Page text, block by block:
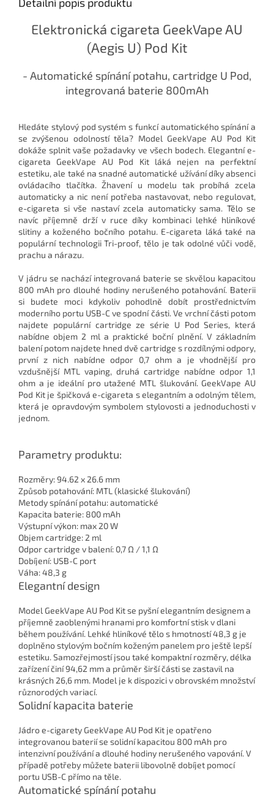
Elektronická cigareta GeekVape AU
(Aegis U) Pod Kit
- Automatické spínání potahu, cartridge U Pod,
integrovaná baterie 800mAh
Hledáte stylový pod systém s funkcí automatického spínání a
se zvýšenou odolností těla? Model GeekVape AU Pod Kit
dokáže splnit vaše požadavky ve všech bodech. Elegantní e-
cigareta GeekVape AU Pod Kit láká nejen na perfektní
estetiku, ale také na snadné automatické užívání díky absenci
ovládacího tlačítka. Žhavení u modelu tak probíhá zcela
automaticky a nic není potřeba nastavovat, nebo regulovat,
e-cigareta si vše nastaví zcela automaticky sama. Tělo se
navíc příjemně drží v ruce díky kombinaci lehké hliníkové
slitiny a koženého bočního potahu. E-cigareta láká také na
populární technologii Tri-proof, tělo je tak odolné vůči vodě,
prachu a nárazu.
V jádru se nachází integrovaná baterie se skvělou kapacitou
800 mAh pro dlouhé hodiny nerušeného potahování. Baterii
si budete moci kdykoliv pohodlně dobít prostřednictvím
moderního portu USB-C ve spodní části. Ve vrchní části potom
najdete populární cartridge ze série U Pod Series, která
nabídne objem 2 ml a praktické boční plnění. V základním
balení potom najdete hned dvě cartridge s rozdílnými odpory,
první z nich nabídne odpor 0,7 ohm a je vhodnější pro
vzdušnější MTL vaping, druhá cartridge nabídne odpor 1,1
ohm a je ideální pro utažené MTL šlukování. GeekVape AU
Pod Kit je špičková e-cigareta s elegantním a odolným tělem,
která je opravdovým symbolem stylovosti a jednoduchosti v
jednom.
Parametry produktu:
Rozměry: 94.62 x 26.6 mm
Způsob potahování: MTL (klasické šlukování)
Metody spínání potahu: automatické
Kapacita baterie: 800 mAh
Výstupní výkon: max 20 W
Objem cartridge: 2 ml
Odpor cartridge v balení: 0,7 Ω / 1,1 Ω
Dobíjení: USB-C port
Váha: 48,3 g
Elegantní design
Model GeekVape AU Pod Kit se pyšní elegantním designem a
příjemně zaoblenými hranami pro komfortní stisk v dlani
během používání. Lehké hliníkové tělo s hmotností 48,3 g je
doplněno stylovým bočním koženým panelem pro ještě lepší
estetiku. Samozřejmostí jsou také kompaktní rozměry, délka
zařízení činí 94,62 mm a průměr širší části se zastavil na
krásných 26,6 mm. Model je k dispozici v obrovském množství
různorodých variací.
Solidní kapacita baterie
Jádro e-cigarety GeekVape AU Pod Kit je opatřeno
integrovanou baterií se solidní kapacitou 800 mAh pro
intenzivní používání a dlouhé hodiny nerušeného vapování. V
případě potřeby můžete baterii libovolně dobíjet pomocí
portu USB-C přímo na těle.
Automatické spínání potahu